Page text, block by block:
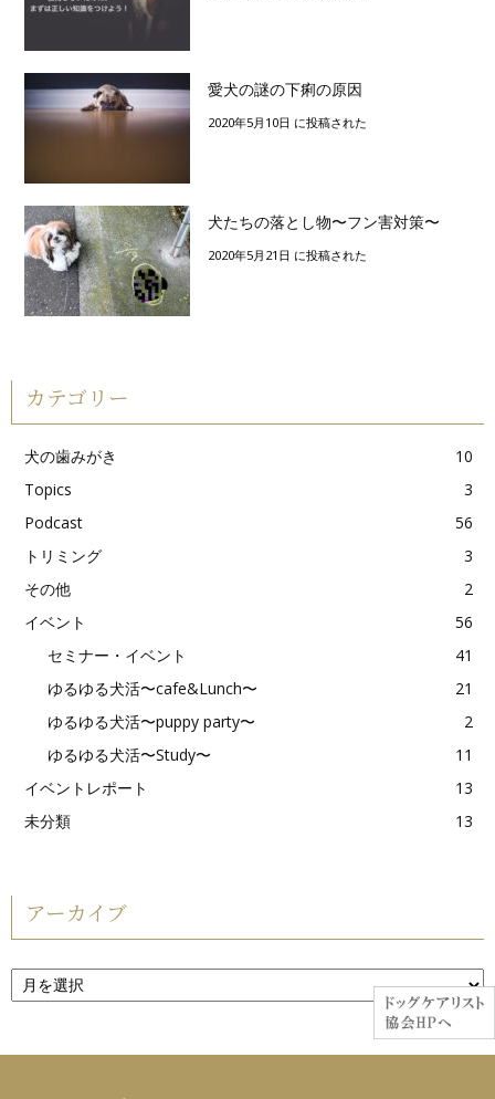
愛犬の謎の下痢の原因
2020年5月10日 に投稿された
犬たちの落とし物〜フン害対策〜
2020年5月21日 に投稿された
カテゴリー
犬の歯みがき
10
Topics
3
Podcast
56
トリミング
3
その他
2
イベント
56
セミナー・イベント
41
ゆるゆる犬活〜cafe&Lunch〜
21
ゆるゆる犬活〜puppy party〜
2
ゆるゆる犬活〜Study〜
11
イベントレポート
13
未分類
13
アーカイブ
ア
ー
ブ